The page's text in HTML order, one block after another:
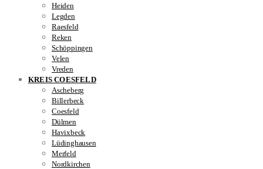
Heiden
Legden
Raesfeld
Reken
Schöppingen
Velen
Vreden
KREIS COESFELD
Ascheberg
Billerbeck
Coesfeld
Dülmen
Havixbeck
Lüdinghausen
Merfeld
Nordkirchen